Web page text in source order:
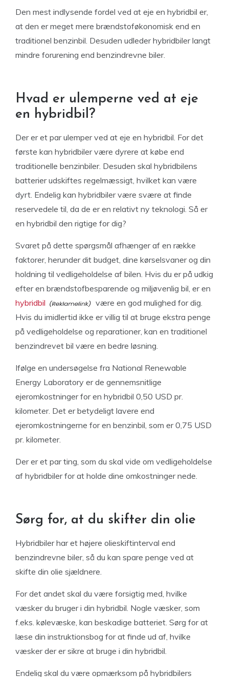
Den mest indlysende fordel ved at eje en hybridbil er,
at den er meget mere brændstoføkonomisk end en
traditionel benzinbil. Desuden udleder hybridbiler langt
mindre forurening end benzindrevne biler.
Hvad er ulemperne ved at eje
en hybridbil?
Der er et par ulemper ved at eje en hybridbil. For det
første kan hybridbiler være dyrere at købe end
traditionelle benzinbiler. Desuden skal hybridbilens
batterier udskiftes regelmæssigt, hvilket kan være
dyrt. Endelig kan hybridbiler være svære at finde
reservedele til, da de er en relativt ny teknologi. Så er
en hybridbil den rigtige for dig?
Svaret på dette spørgsmål afhænger af en række
faktorer, herunder dit budget, dine kørselsvaner og din
holdning til vedligeholdelse af bilen. Hvis du er på udkig
efter en brændstofbesparende og miljøvenlig bil, er en
hybridbil
være en god mulighed for dig.
Hvis du imidlertid ikke er villig til at bruge ekstra penge
på vedligeholdelse og reparationer, kan en traditionel
benzindrevet bil være en bedre løsning.
Ifølge en undersøgelse fra National Renewable
Energy Laboratory er de gennemsnitlige
ejeromkostninger for en hybridbil 0,50 USD pr.
kilometer. Det er betydeligt lavere end
ejeromkostningerne for en benzinbil, som er 0,75 USD
pr. kilometer.
Der er et par ting, som du skal vide om vedligeholdelse
af hybridbiler for at holde dine omkostninger nede.
Sørg for, at du skifter din olie
Hybridbiler har et højere olieskiftinterval end
benzindrevne biler, så du kan spare penge ved at
skifte din olie sjældnere.
For det andet skal du være forsigtig med, hvilke
væsker du bruger i din hybridbil. Nogle væsker, som
f.eks. kølevæske, kan beskadige batteriet. Sørg for at
læse din instruktionsbog for at finde ud af, hvilke
væsker der er sikre at bruge i din hybridbil.
Endelig skal du være opmærksom på hybridbilers